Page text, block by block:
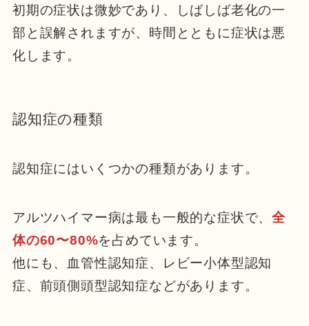
初期の症状は微妙であり、しばしば老化の一
部と誤解されますが、時間とともに症状は悪
化します。
認知症の種類
認知症にはいくつかの種類があります。
アルツハイマー病は最も一般的な症状で、全
体の60〜80%を占めています。
他にも、血管性認知症、レビー小体型認知
症、前頭側頭型認知症などがあります。